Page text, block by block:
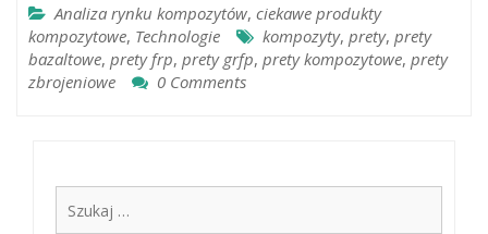
Analiza rynku kompozytów, ciekawe produkty
kompozytowe, Technologie kompozyty, prety, prety
bazaltowe, prety frp, prety grfp, prety kompozytowe, prety
zbrojeniowe
0 Comments